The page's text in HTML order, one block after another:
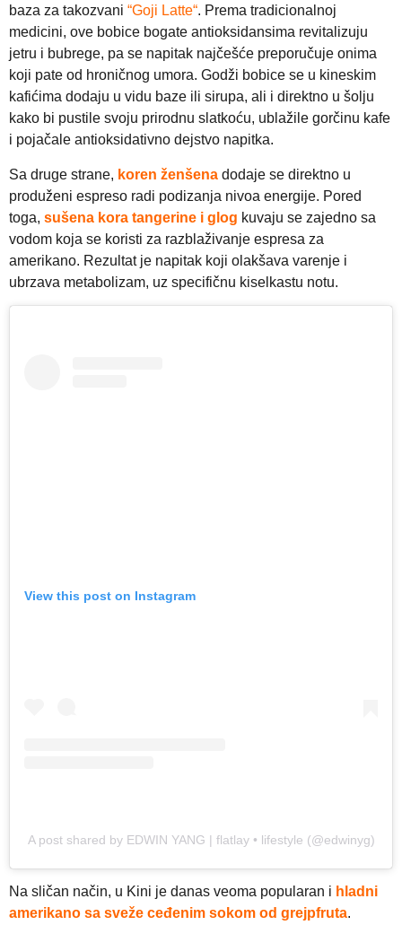
baza za takozvani “Goji Latte“. Prema tradicionalnoj
medicini, ove bobice bogate antioksidansima revitalizuju
jetru i bubrege, pa se napitak najčešće preporučuje onima
koji pate od hroničnog umora. Godži bobice se u kineskim
kafićima dodaju u vidu baze ili sirupa, ali i direktno u šolju
kako bi pustile svoju prirodnu slatkoću, ublažile gorčinu kafe
i pojačale antioksidativno dejstvo napitka.
Sa druge strane, koren ženšena dodaje se direktno u
produženi espreso radi podizanja nivoa energije. Pored
toga, sušena kora tangerine i glog kuvaju se zajedno sa
vodom koja se koristi za razblaživanje espresa za
amerikano. Rezultat je napitak koji olakšava varenje i
ubrzava metabolizam, uz specifičnu kiselkastu notu.
View this post on Instagram
A post shared by EDWIN YANG | flatlay • lifestyle (@edwinyg)
Na sličan način, u Kini je danas veoma popularan i hladni
amerikano sa sveže ceđenim sokom od grejpfruta.